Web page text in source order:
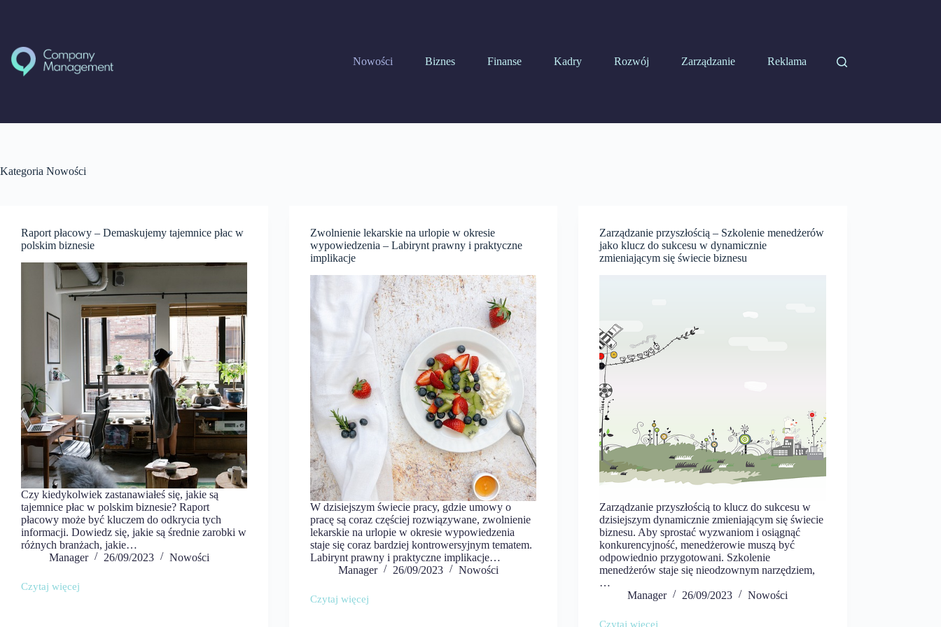
Nowości Biznes Finanse Kadry Rozwój Zarządzanie Reklama
Kategoria Nowości
Raport płacowy – Demaskujemy tajemnice płac w
polskim biznesie
Czy kiedykolwiek zastanawiałeś się, jakie są
tajemnice płac w polskim biznesie? Raport
płacowy może być kluczem do odkrycia tych
informacji. Dowiedz się, jakie są średnie zarobki w
różnych branżach, jakie…
Manager
26/09/2023 Nowości
Czytaj więcej
Raport
Zwolnienie lekarskie na urlopie w okresie
wypowiedzenia – Labirynt prawny i praktyczne
implikacje
W dzisiejszym świecie pracy, gdzie umowy o
pracę są coraz częściej rozwiązywane, zwolnienie
lekarskie na urlopie w okresie wypowiedzenia
staje się coraz bardziej kontrowersyjnym tematem.
Labirynt prawny i praktyczne implikacje…
Manager
26/09/2023 Nowości
Czytaj więcej
Zwolnienie
Zarządzanie przyszłością – Szkolenie menedżerów
jako klucz do sukcesu w dynamicznie
zmieniającym się świecie biznesu
Zarządzanie przyszłością to klucz do sukcesu w
dzisiejszym dynamicznie zmieniającym się świecie
biznesu. Aby sprostać wyzwaniom i osiągnąć
konkurencyjność, menedżerowie muszą być
odpowiednio przygotowani. Szkolenie
menedżerów staje się nieodzownym narzędziem,
…
Manager
26/09/2023 Nowości
Czytaj więcej